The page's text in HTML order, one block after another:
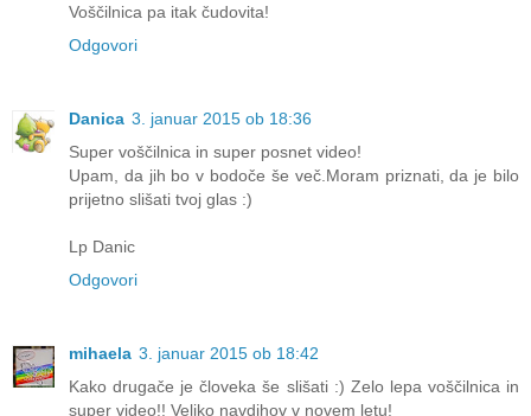
Voščilnica pa itak čudovita!
Odgovori
Danica 3. januar 2015 ob 18:36
Super voščilnica in super posnet video!
Upam, da jih bo v bodoče še več.Moram priznati, da je bilo
prijetno slišati tvoj glas :)
Lp Danic
Odgovori
mihaela 3. januar 2015 ob 18:42
Kako drugače je človeka še slišati :) Zelo lepa voščilnica in
super video!! Veliko navdihov v novem letu!